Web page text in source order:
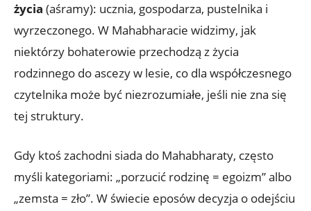
życia (aśramy): ucznia, gospodarza, pustelnika i
wyrzeczonego. W Mahabharacie widzimy, jak
niektórzy bohaterowie przechodzą z życia
rodzinnego do ascezy w lesie, co dla współczesnego
czytelnika może być niezrozumiałe, jeśli nie zna się
tej struktury.
Gdy ktoś zachodni siada do Mahabharaty, często
myśli kategoriami: „porzucić rodzinę = egoizm” albo
„zemsta = zło”. W świecie eposów decyzja o odejściu